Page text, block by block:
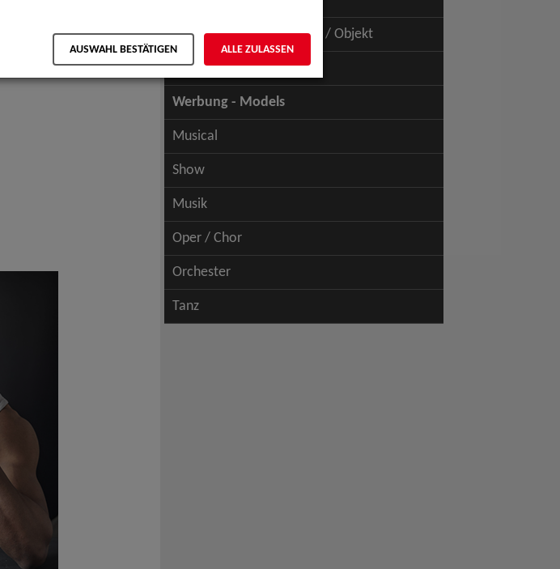
Schauspiel - Figur / Puppe / Objekt
Werbung - Talents
Werbung - Models
Musical
Show
Musik
Oper / Chor
Orchester
Tanz
AUSWAHL BESTÄTIGEN ALLE ZULASSEN